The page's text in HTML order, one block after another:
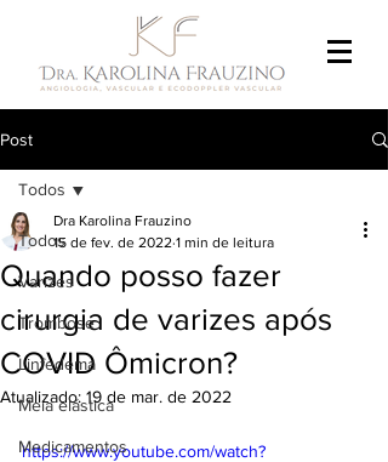
Post
Todos
Varizes
Trombose
Linfedema
Meia elástica
Medicamentos
Todos
Quando posso fazer
cirurgia de varizes após
COVID Ômicron?
Dra Karolina Frauzino
15 de fev. de 2022 1 min de leitura
Atualizado: 19 de mar. de 2022
https://www.youtube.com/watch?